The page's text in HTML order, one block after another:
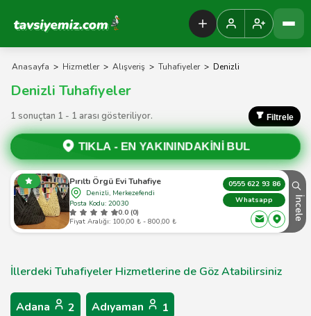
Tavsiyemiz Anasayfa
Anasayfa > Hizmetler > Alışveriş > Tuhafiyeler > Denizli
Denizli Tuhafiyeler
1 sonuçtan 1 - 1 arası gösteriliyor. Filtrele
TIKLA - EN YAKININDAKİNİ BUL
Pırıltı Örgü Evi Tuhafiye
Denizli, Merkezefendi
Posta Kodu: 20030
0.0 (0)
Fiyat Aralığı: 100,00 ₺ - 800,00 ₺
0555 622 93 86
Whatsapp
İncele
İllerdeki Tuhafiyeler Hizmetlerine de Göz Atabilirsiniz
Adana 2 Adıyaman 1